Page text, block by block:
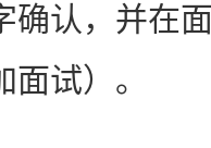
确认，并在
试）。